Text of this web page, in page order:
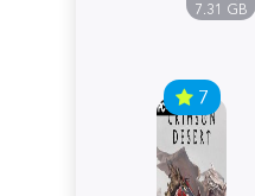
Edition
7.31 GB
7